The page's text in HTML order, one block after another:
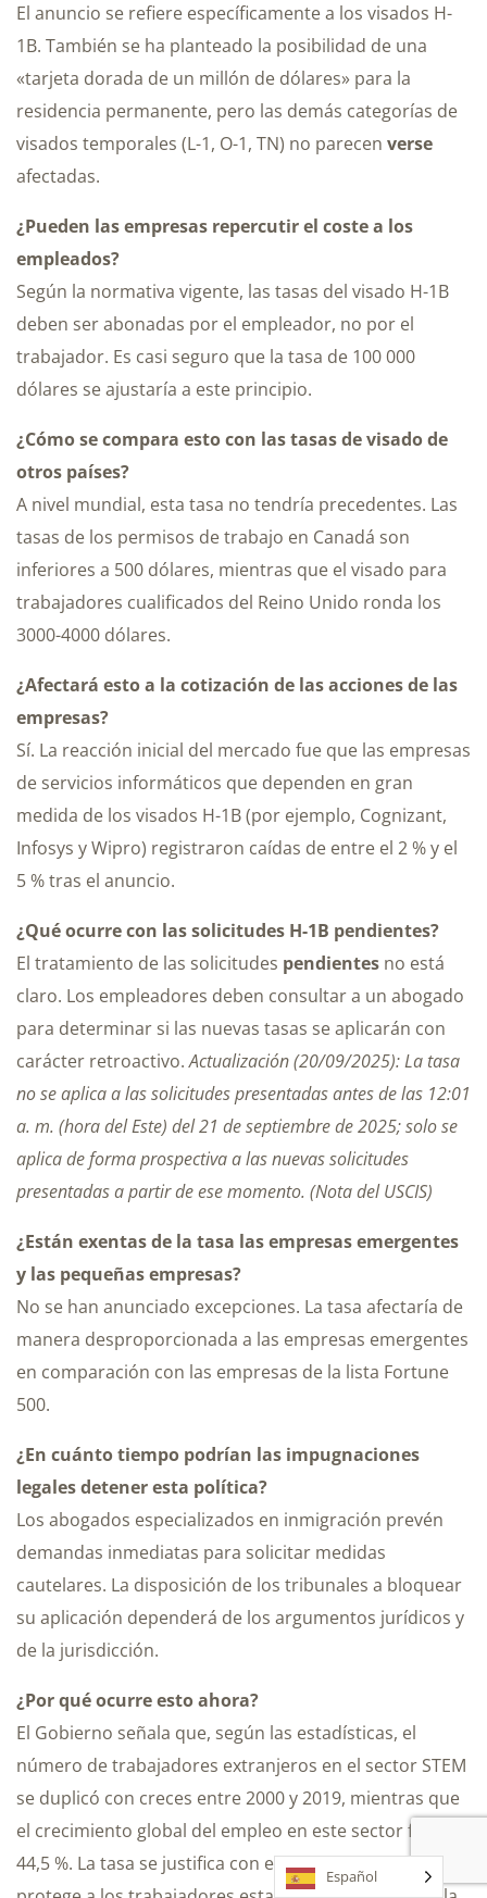
El anuncio se refiere específicamente a los visados H-
1B. También se ha planteado la posibilidad de una
«tarjeta dorada de un millón de dólares» para la
residencia permanente, pero las demás categorías de
visados temporales (L-1, O-1, TN) no parecen verse
afectadas.
¿Pueden las empresas repercutir el coste a los
empleados?
Según la normativa vigente, las tasas del visado H-1B
deben ser abonadas por el empleador, no por el
trabajador. Es casi seguro que la tasa de 100 000
dólares se ajustaría a este principio.
¿Cómo se compara esto con las tasas de visado de
otros países?
A nivel mundial, esta tasa no tendría precedentes. Las
tasas de los permisos de trabajo en Canadá son
inferiores a 500 dólares, mientras que el visado para
trabajadores cualificados del Reino Unido ronda los
3000-4000 dólares.
¿Afectará esto a la cotización de las acciones de las
empresas?
Sí. La reacción inicial del mercado fue que las empresas
de servicios informáticos que dependen en gran
medida de los visados H-1B (por ejemplo, Cognizant,
Infosys y Wipro) registraron caídas de entre el 2 % y el
5 % tras el anuncio.
¿Qué ocurre con las solicitudes H-1B pendientes?
El tratamiento de las solicitudes pendientes no está
claro. Los empleadores deben consultar a un abogado
para determinar si las nuevas tasas se aplicarán con
carácter retroactivo.Actualización (20/09/2025): La tasa
no se aplica a las solicitudes presentadas antes de las 12:01
a. m. (hora del Este) del 21 de septiembre de 2025; solo se
aplica de forma prospectiva a las nuevas solicitudes
presentadas a partir de ese momento. (Nota del USCIS)
¿Están exentas de la tasa las empresas emergentes
y las pequeñas empresas?
No se han anunciado excepciones. La tasa afectaría de
manera desproporcionada a las empresas emergentes
en comparación con las empresas de la lista Fortune
500.
¿En cuánto tiempo podrían las impugnaciones
legales detener esta política?
Los abogados especializados en inmigración prevén
demandas inmediatas para solicitar medidas
cautelares. La disposición de los tribunales a bloquear
su aplicación dependerá de los argumentos jurídicos y
de la jurisdicción.
¿Por qué ocurre esto ahora?
El Gobierno señala que, según las estadísticas, el
número de trabajadores extranjeros en el sector STEM
se duplicó con creces entre 2000 y 2019, mientras que
el crecimiento global del empleo en este sector fue del
44,5 %. La tasa se justifica con el argumento de que
Español